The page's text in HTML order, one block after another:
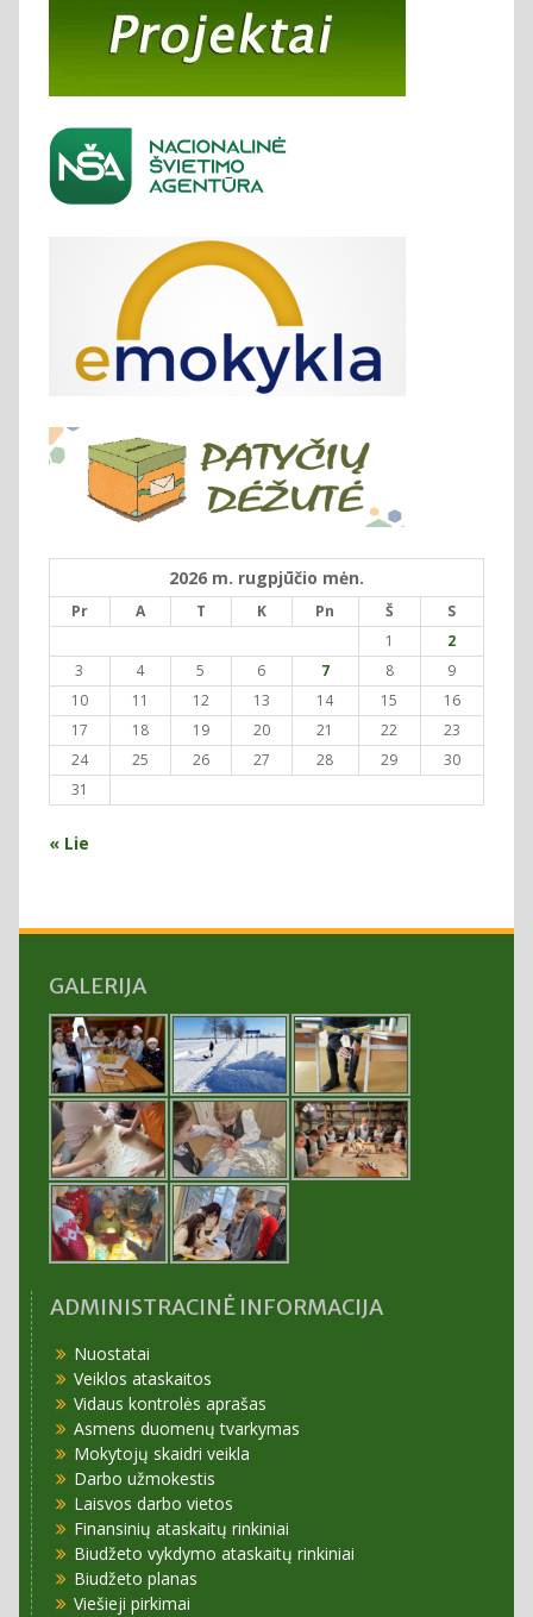
2026 m. rugpjūčio mėn.
Pr A T K Pn Š
S
1
2
3
4 5 6 7 8
9
10
11 12 13 14 15
16
17
18 19 20 21 22
23
24
25 26 27 28 29
30
31
« Lie
GALERIJA
ADMINISTRACINĖ INFORMACIJA
Nuostatai
Veiklos ataskaitos
Vidaus kontrolės aprašas
Asmens duomenų tvarkymas
Mokytojų skaidri veikla
Darbo užmokestis
Laisvos darbo vietos
Finansinių ataskaitų rinkiniai
Biudžeto vykdymo ataskaitų rinkiniai
Biudžeto planas
Viešieji pirkimai